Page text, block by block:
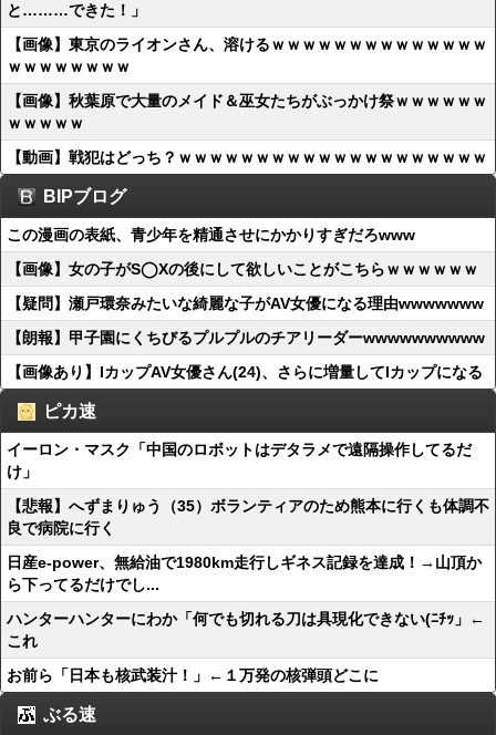
と………できた！」
【画像】東京のライオンさん、溶けるｗｗｗｗｗｗｗｗｗｗｗｗｗｗ
ｗｗｗｗｗｗｗｗ
【画像】秋葉原で大量のメイド＆巫女たちがぶっかけ祭ｗｗｗｗｗｗ
ｗｗｗｗｗ
【動画】戦犯はどっち？ｗｗｗｗｗｗｗｗｗｗｗｗｗｗｗｗｗｗｗｗ
BIPブログ
この漫画の表紙、青少年を精通させにかかりすぎだろwww
【画像】女の子がS◯Xの後にして欲しいことがこちらｗｗｗｗｗｗ
【疑問】瀬戸環奈みたいな綺麗な子がAV女優になる理由wwwwwww
【朗報】甲子園にくちびるプルプルのチアリーダーwwwwwwwwww
【画像あり】IカップAV女優さん(24)、さらに増量してIカップになる
ピカ速
イーロン・マスク「中国のロボットはデタラメで遠隔操作してるだ
け」
【悲報】へずまりゅう（35）ボランティアのため熊本に行くも体調不
良で病院に行く
日産e-power、無給油で1980km走行しギネス記録を達成！→山頂か
ら下ってるだけでし...
ハンターハンターにわか「何でも切れる刀は具現化できない(ﾆﾁｯ」←
これ
お前ら「日本も核武装汁！」←１万発の核弾頭どこに
ぶる速